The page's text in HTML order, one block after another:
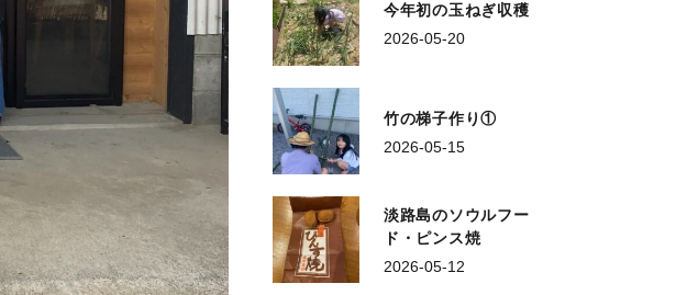
今年初の玉ねぎ収穫
2026-05-20
竹の梯子作り①
2026-05-15
淡路島のソウルフー
ド・ピンス焼
2026-05-12